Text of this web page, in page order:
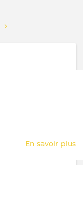
En savoir plus